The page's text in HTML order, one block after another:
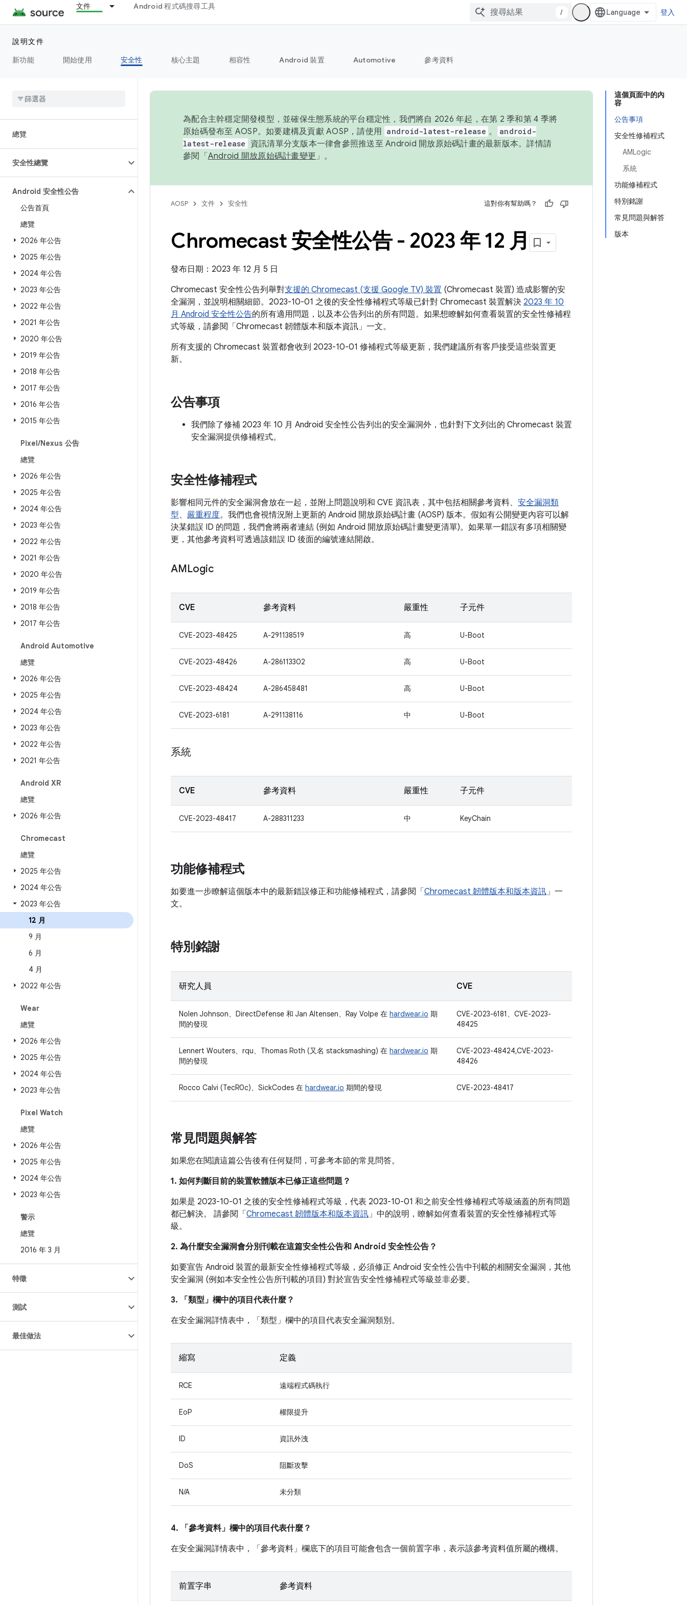
文件 Android 程式碼搜尋工具
/ 登入
說明文件
新功能
開始使用 安全性 核心主題 相容性 Android 裝置 Automotive 參考資料
總覽
安全性總覽
Android 安全性公告
公告首頁
總覽
2026 年公告
2025 年公告
2024 年公告
2023 年公告
2022 年公告
2021 年公告
2020 年公告
2019 年公告
2018 年公告
2017 年公告
2016 年公告
2015 年公告
Pixel/Nexus 公告
總覽
2026 年公告
2025 年公告
2024 年公告
2023 年公告
2022 年公告
2021 年公告
2020 年公告
2019 年公告
2018 年公告
2017 年公告
Android Automotive
總覽
2026 年公告
2025 年公告
2024 年公告
2023 年公告
2022 年公告
2021 年公告
Android XR
總覽
2026 年公告
Chromecast
總覽
2025 年公告
2024 年公告
2023 年公告
12 月
9 月
6 月
4 月
2022 年公告
Wear
總覽
2026 年公告
2025 年公告
2024 年公告
2023 年公告
Pixel Watch
總覽
2026 年公告
2025 年公告
2024 年公告
2023 年公告
警示
總覽
2016 年 3 月
特徵
測試
最佳做法
這個頁面中的內
容
公告事項
安全性修補程式
AMLogic
系統
功能修補程式
特別銘謝
常見問題與解答
版本
為配合主幹穩定開發模型，並確保生態系統的平台穩定性，我們將自 2026 年起，在第 2 季和第 4 季將
原始碼發布至 AOSP。如要建構及貢獻 AOSP，請使用 android-latest-release 。
android-
latest-release
資訊清單分支版本一律會參照推送至 Android 開放原始碼計畫的最新版本。詳情請
參閱「 Android 開放原始碼計畫變更 」。
AOSP 文件 安全性 這對你有幫助嗎？
Chromecast 安全性公告 - 2023 年 12 月
發布日期：2023 年 12 月 5 日
Chromecast 安全性公告列舉對支援的 Chromecast (支援 Google TV) 裝置 (Chromecast 裝置) 造成影響的安
全漏洞，並說明相關細節。2023-10-01 之後的安全性修補程式等級已針對 Chromecast 裝置解決 2023 年 10
月 Android 安全性公告的所有適用問題，以及本公告列出的所有問題。如果想瞭解如何查看裝置的安全性修補程
式等級，請參閱「Chromecast 韌體版本和版本資訊」一文。
所有支援的 Chromecast 裝置都會收到 2023-10-01 修補程式等級更新，我們建議所有客戶接受這些裝置更
新。
公告事項
我們除了修補 2023 年 10 月 Android 安全性公告列出的安全漏洞外，也針對下文列出的 Chromecast 裝置
安全漏洞提供修補程式。
安全性修補程式
影響相同元件的安全漏洞會放在一起，並附上問題說明和 CVE 資訊表，其中包括相關參考資料、 安全漏洞類
型、 嚴重程度。我們也會視情況附上更新的 Android 開放原始碼計畫 (AOSP) 版本。假如有公開變更內容可以解
決某錯誤 ID 的問題，我們會將兩者連結 (例如 Android 開放原始碼計畫變更清單)。如果單一錯誤有多項相關變
更，其他參考資料可透過該錯誤 ID 後面的編號連結開啟。
AMLogic
CVE 參考資料 嚴重性 子元件
CVE-2023-48425 A-291138519 高 U-Boot
CVE-2023-48426 A-286113302 高 U-Boot
CVE-2023-48424 A-286458481 高 U-Boot
CVE-2023-6181 A-291138116 中 U-Boot
系統
CVE 參考資料 嚴重性 子元件
CVE-2023-48417 A-288311233 中 KeyChain
功能修補程式
如要進一步瞭解這個版本中的最新錯誤修正和功能修補程式，請參閱「 Chromecast 韌體版本和版本資訊」一
文。
特別銘謝
研究人員 CVE
Nolen Johnson、DirectDefense 和 Jan Altensen、Ray Volpe 在 hardwear.io 期
間的發現
CVE-2023-6181、CVE-2023-
48425
Lennert Wouters、rqu、Thomas Roth (又名 stacksmashing) 在 hardwear.io 期
間的發現
CVE-2023-48424,CVE-2023-
48426
Rocco Calvi (TecR0c)、SickCodes 在 hardwear.io 期間的發現 CVE-2023-48417
常見問題與解答
如果您在閱讀這篇公告後有任何疑問，可參考本節的常見問答。
1. 如何判斷目前的裝置軟體版本已修正這些問題？
如果是 2023-10-01 之後的安全性修補程式等級，代表 2023-10-01 和之前安全性修補程式等級涵蓋的所有問題
都已解決。 請參閱「 Chromecast 韌體版本和版本資訊」中的說明，瞭解如何查看裝置的安全性修補程式等
級。
2. 為什麼安全漏洞會分別刊載在這篇安全性公告和 Android 安全性公告？
如要宣告 Android 裝置的最新安全性修補程式等級，必須修正 Android 安全性公告中刊載的相關安全漏洞，其他
安全漏洞 (例如本安全性公告所刊載的項目) 對於宣告安全性修補程式等級並非必要。
3. 「類型」 欄中的項目代表什麼？
在安全漏洞詳情表中，「類型」 欄中的項目代表安全漏洞類別。
縮寫 定義
RCE 遠端程式碼執行
EoP 權限提升
ID 資訊外洩
DoS 阻斷攻擊
N/A 未分類
4. 「參考資料」 欄中的項目代表什麼？
在安全漏洞詳情表中，「參考資料」 欄底下的項目可能會包含一個前置字串，表示該參考資料值所屬的機構。
前置字串 參考資料